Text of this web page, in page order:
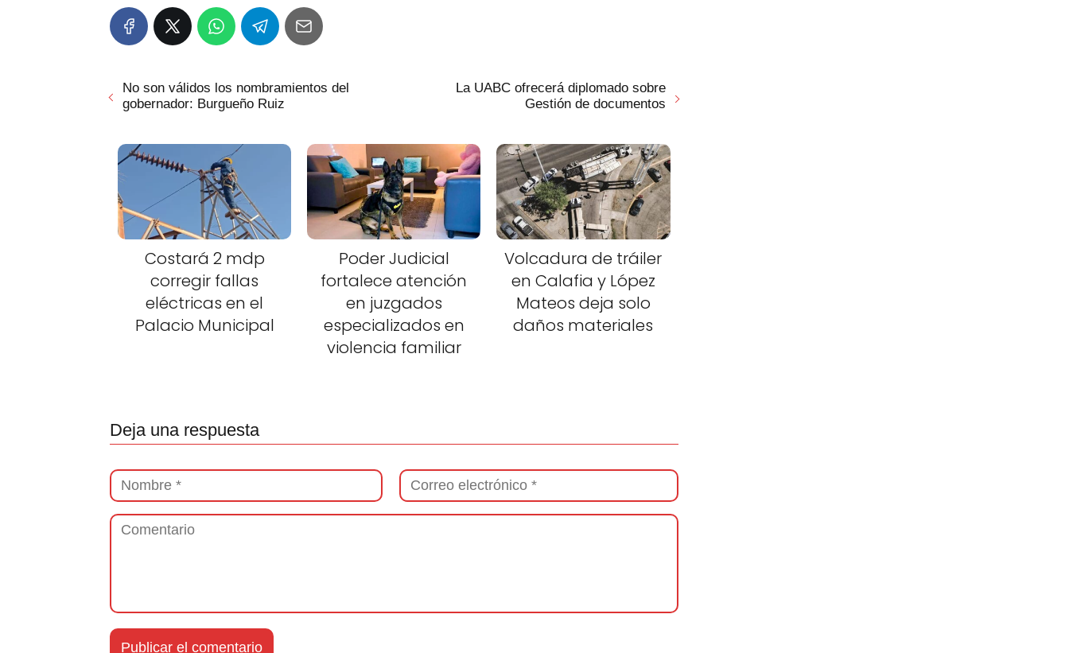
No son válidos los nombramientos del
gobernador: Burgueño Ruiz
La UABC ofrecerá diplomado sobre
Gestión de documentos
Costará 2 mdp
corregir fallas
eléctricas en el
Palacio Municipal
Poder Judicial
fortalece atención
en juzgados
especializados en
violencia familiar
Volcadura de tráiler
en Calafia y López
Mateos deja solo
daños materiales
Deja una respuesta